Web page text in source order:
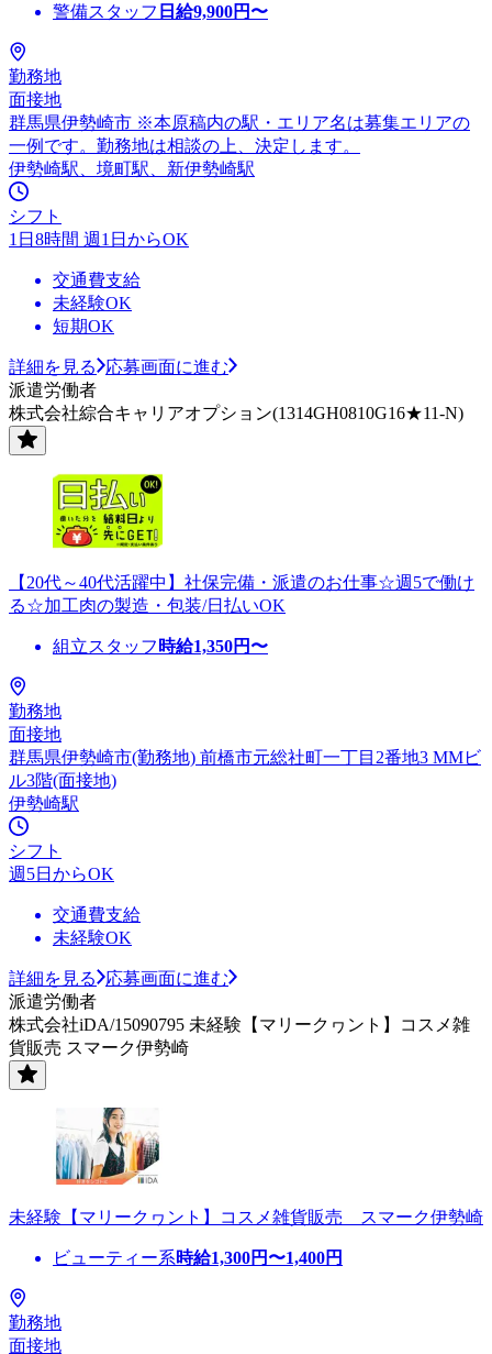
警備スタッフ 日給9,900円〜
勤務地
面接地
群馬県伊勢崎市 ※本原稿内の駅・エリア名は募集エリアの
一例です。勤務地は相談の上、決定します。
伊勢崎駅、境町駅、新伊勢崎駅
シフト
1日8時間 週1日からOK
交通費支給
未経験OK
短期OK
詳細を見る
応募画面に進む
派遣労働者
株式会社綜合キャリアオプション(1314GH0810G16★11-N)
【20代～40代活躍中】社保完備・派遣のお仕事☆週5で働け
る☆加工肉の製造・包装/日払いOK
組立スタッフ 時給1,350円〜
勤務地
面接地
群馬県伊勢崎市(勤務地) 前橋市元総社町一丁目2番地3 MMビ
ル3階(面接地)
伊勢崎駅
シフト
週5日からOK
交通費支給
未経験OK
詳細を見る
応募画面に進む
派遣労働者
株式会社iDA/15090795 未経験【マリークヮント】コスメ雑
貨販売 スマーク伊勢崎
未経験【マリークヮント】コスメ雑貨販売 スマーク伊勢崎
ビューティー系時給1,300円〜1,400円
勤務地
面接地